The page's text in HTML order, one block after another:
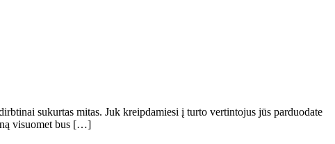
sukurtas mitas. Juk kreipdamiesi į turto vertintojus jūs parduodate
visuomet bus […]